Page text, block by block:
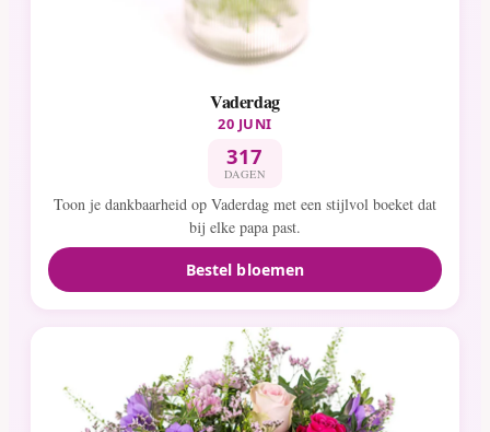
Vaderdag
20 JUNI
317
DAGEN
Toon je dankbaarheid op Vaderdag met een stijlvol boeket dat
bij elke papa past.
Bestel bloemen